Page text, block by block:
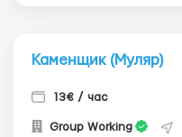
Каменщик (Муляр)
13€ / час
Group Working